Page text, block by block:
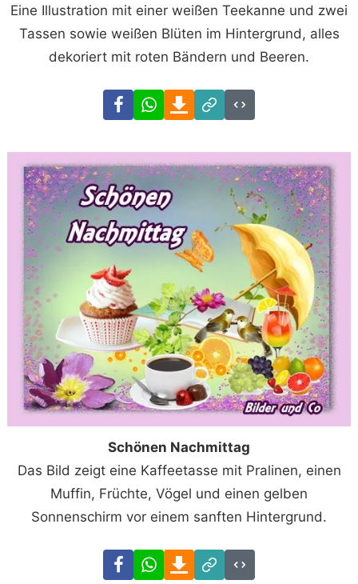
Eine Illustration mit einer weißen Teekanne und zwei
Tassen sowie weißen Blüten im Hintergrund, alles
dekoriert mit roten Bändern und Beeren.
FacebookWhatsAppDownload
Link
Code
Schönen Nachmittag
Das Bild zeigt eine Kaffeetasse mit Pralinen, einen
Muffin, Früchte, Vögel und einen gelben
Sonnenschirm vor einem sanften Hintergrund.
FacebookWhatsAppDownload
Link
Code